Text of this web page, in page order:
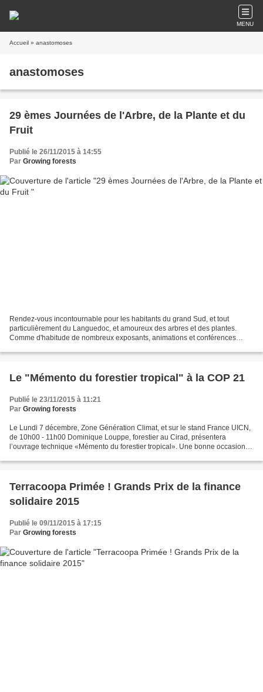
MENU
Accueil » anastomoses
anastomoses
29 èmes Journées de l'Arbre, de la Plante et du
Fruit
Publié le 26/11/2015 à 14:55
Par Growing forests
Rendez-vous incontournable pour les habitants du grand Sud, et tout
particulièrement du Languedoc, et amoureux des arbres et des plantes.
Comme d'habitude de nombreux exposants, animations et conférences
Le "Mémento du forestier tropical" à la COP 21
Publié le 23/11/2015 à 11:21
Par Growing forests
Le Lundi 7 décembre, Zone Génération Climat, et sur le stand France UICN,
de 10h00 - 11h00 Dominique Louppe, forestier au Cirad, présentera
l’ouvrage technique «Mémento du forestier tropical». Une bonne occasion
Terracoopa Primée ! Grands Prix de la finance
solidaire 2015
Publié le 09/11/2015 à 17:15
Par Growing forests